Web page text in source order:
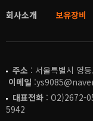
회사소개 보유장비
주소 : 서울특별시 영
이메일
대표전화 : O2)2672-
5942